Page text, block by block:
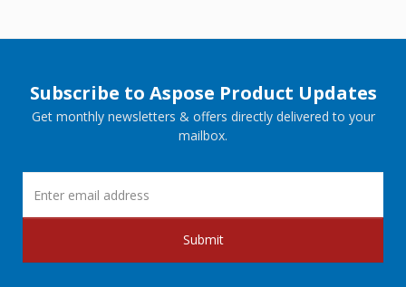
Subscribe to Aspose Product Updates
Get monthly newsletters & offers directly delivered to your
mailbox.
Submit